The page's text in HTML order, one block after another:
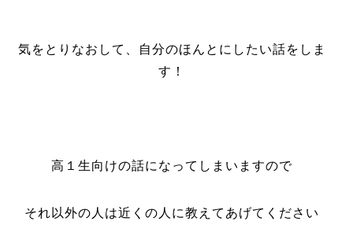
気をとりなおして、自分のほんとにしたい話をしま
す！
高１生向けの話になってしまいますので
それ以外の人は近くの人に教えてあげてください